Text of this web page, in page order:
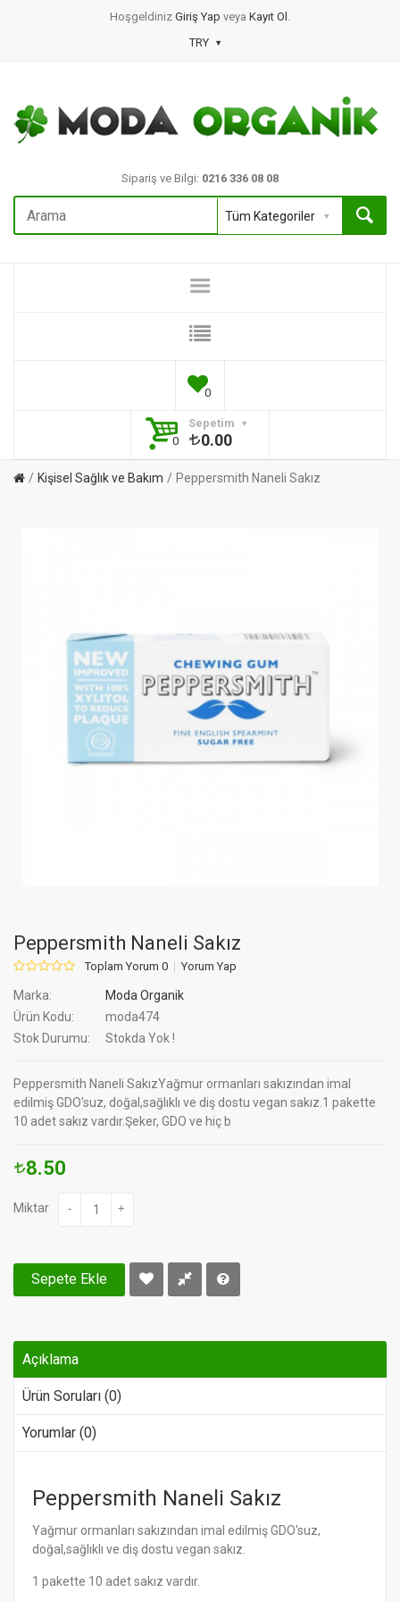
Hoşgeldiniz Giriş Yap veya Kayıt Ol .
TRY
Sipariş ve Bilgi: 0216 336 08 08
0
Sepetim
0
0.00
Kişisel Sağlık ve Bakım Peppersmith Naneli Sakız
Peppersmith Naneli Sakız
Toplam Yorum 0 Yorum Yap
Marka:
Moda Organik
Ürün Kodu:
moda474
Stok Durumu:
Stokda Yok !
Peppersmith Naneli SakızYağmur ormanları sakızından imal
edilmiş GDO'suz, doğal,sağlıklı ve diş dostu vegan sakız.1 pakette
10 adet sakız vardır.Şeker, GDO ve hiç b
8.50
Miktar - +
Sepete Ekle
Açıklama
Ürün Soruları (0)
Yorumlar (0)
Peppersmith Naneli Sakız
Yağmur ormanları sakızından imal edilmiş GDO'suz,
doğal,sağlıklı ve diş dostu vegan sakız.
1 pakette 10 adet sakız vardır.